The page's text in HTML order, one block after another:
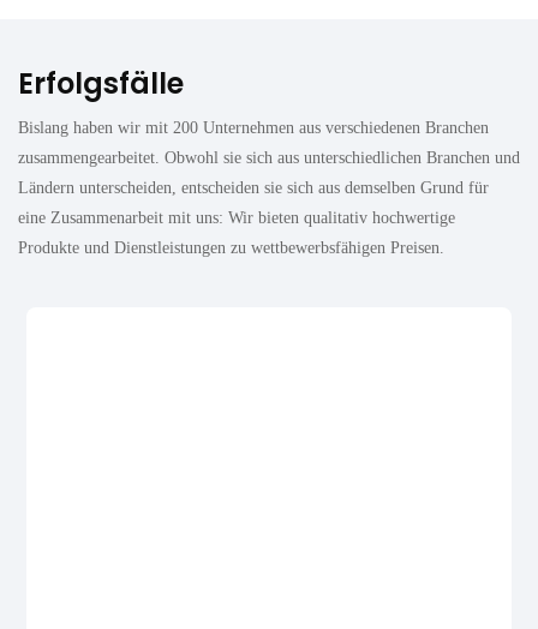
Erfolgsfälle
Bislang haben wir mit 200 Unternehmen aus verschiedenen Branchen
zusammengearbeitet. Obwohl sie sich aus unterschiedlichen Branchen und
Ländern unterscheiden, entscheiden sie sich aus demselben Grund für
eine Zusammenarbeit mit uns: Wir bieten qualitativ hochwertige
Produkte und Dienstleistungen zu wettbewerbsfähigen Preisen.